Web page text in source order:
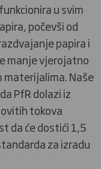
u svim
počevši od
papira i
manje vjerojatno
materijalima. Naše
PfR dolazi iz
tokova
da će dostići 1,5
za izradu